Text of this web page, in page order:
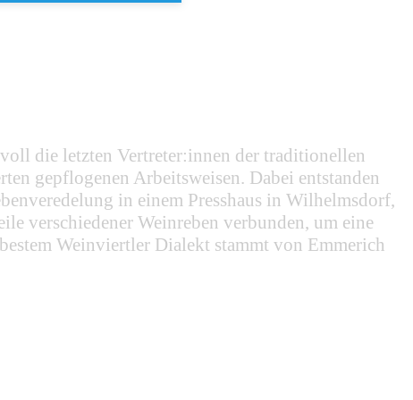
die letzten Vertreter:innen der traditionellen
gepflogenen Arbeitsweisen. Dabei entstanden
in einem Presshaus in Wilhelmsdorf,
verschiedener Weinreben verbunden, um eine
Weinviertler Dialekt stammt von Emmerich